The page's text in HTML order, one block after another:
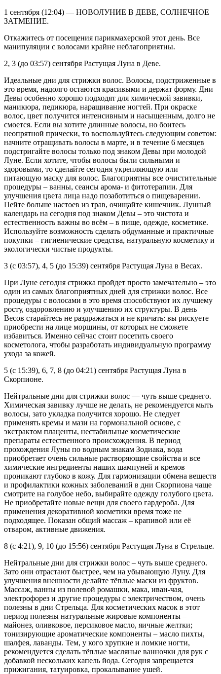
1 сентября (12:04) — НОВОЛУНИЕ В ДЕВЕ, СОЛНЕЧНОЕ
ЗАТМЕНИЕ.
Откажитесь от посещения парикмахерской этот день. Все
манипуляции с волосами крайне неблагоприятны.
2, 3 (до 03:57) сентября Растущая Луна в Деве.
Идеальные дни для стрижки волос. Волосы, подстриженные в
это время, надолго остаются красивыми и держат форму. Дни
Девы особенно хорошо подходят для химической завивки,
маникюра, педикюра, наращивание ногтей. При окраске
волос, цвет получится интенсивным и насыщенным, долго не
смоется. Если вы хотите длинные волосы, но боитесь
неопрятной прически, то воспользуйтесь следующим советом:
начните отращивать волосы в марте, и в течение 6 месяцев
подстригайте волосы только под знаком Девы при молодой
Луне. Если хотите, чтобы волосы были сильными и
здоровыми, то сделайте сегодня укрепляющую или
питающую маску для волос. Благоприятны все очистительные
процедуры – ванны, сеансы арома- и фитотерапии. Для
улучшения цвета лица надо позаботиться о пищеварении.
Пейте больше настоев из трав, очищайте кишечник. Лунный
календарь на сегодня под знаком Девы – это чистота и
естественность важны во всём – в пище, одежде, косметике.
Используйте возможность сделать обдуманные и практичные
покупки – гигиенические средства, натуральную косметику и
экологически чистые продукты.
3 (с 03:57), 4, 5 (до 15:39) сентября Растущая Луна в Весах.
При Луне сегодня стрижка пройдет просто замечательно – это
один из самых благоприятных дней для стрижки волос. Все
процедуры с волосами в это время способствуют их лучшему
росту, оздоровлению и улучшению их структуры. В день
Весов старайтесь не раздражаться и не кричать: вы рискуете
приобрести на лице морщины, от которых не сможете
избавиться. Именно сейчас стоит посетить своего
косметолога, чтобы разработать индивидуальную программу
ухода за кожей.
5 (с 15:39), 6, 7, 8 (до 04:21) сентября Растущая Луна в
Скорпионе.
Нейтральные дни для стрижки волос — чуть выше среднего.
Химическая завивку лучше не делать, не рекомендуется мыть
волосы, зато укладка получится хорошо. Не следует
применять кремы и мази на гормональной основе, с
экстрактом плаценты, нестабильные косметические
препараты естественного происхождения. В период
прохождения Луны по водным знакам Зодиака, вода
приобретает очень сильные растворяющие свойства и все
химические ингредиенты наших шампуней и кремов
проникают глубоко в кожу. Для гармонизации обмена веществ
и профилактики кожных заболеваний в дни Скорпиона чаще
смотрите на голубое небо, выбирайте одежду голубого цвета.
Не приобретайте новые вещи для своего гардероба. Для
применения декоративной косметики время тоже не
подходящее. Показан общий массаж – крапивой или её
отваром, активные движения.
8 (с 4:21), 9, 10 (до 15:56) сентября Растущая Луна в Стрельце.
Нейтральные дни для стрижки волос – чуть выше среднего.
Зато они отрастают быстрее, чем на убывающую Луну. Для
улучшения внешности делайте тёплые маски из фруктов.
Массаж, ванны из полевой ромашки, мака, иван-чая,
электрофорез и другие процедуры с электричеством, очень
полезны в дни Стрельца. Для косметических масок в этот
период полезны натуральные жировые компоненты –
майонез, оливковое, персиковое масло, яичные желтки;
тонизирующие ароматические компоненты – масло пихты,
шалфея, лаванды. Тем, у кого хрупкие и ломкие ногти,
рекомендуется сделать тёплые масляные ванночки для рук с
добавкой нескольких капель йода. Сегодня запрещается
прижигания, татуировка, прокалывание ушей.